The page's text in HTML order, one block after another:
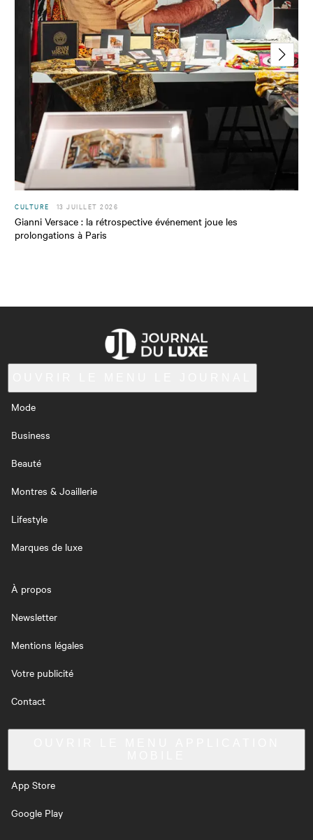
CULTURE 13 JUILLET 2026
Gianni Versace : la rétrospective événement joue les
prolongations à Paris
Mode
Business
Beauté
Montres & Joaillerie
Lifestyle
Marques de luxe
À propos
Newsletter
Mentions légales
Votre publicité
Contact
App Store
Google Play